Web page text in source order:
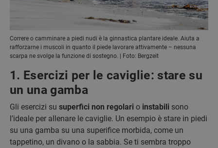
Correre o camminare a piedi nudi è la ginnastica plantare ideale. Aiuta a
rafforzarne i muscoli in quanto il piede lavorare attivamente – nessuna
scarpa ne svolge la funzione di sostegno. | Foto: Bergzeit
1. Esercizi per le caviglie: stare su
un una gamba
Gli esercizi su superfici non regolari o instabili sono
l’ideale per allenare le caviglie. Un esempio è stare in piedi
su una gamba su una superifice morbida, come un
tappetino, un divano o la sabbia. Se ti sembra troppo